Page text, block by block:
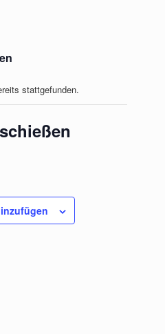
stattgefunden.